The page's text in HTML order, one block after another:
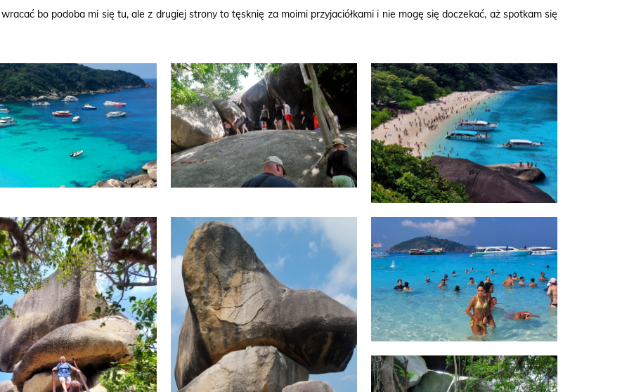
bo podoba mi się tu, ale z drugiej strony to tęsknię za moimi przyjaciółkami i nie mogę się doczekać, aż spotkam się